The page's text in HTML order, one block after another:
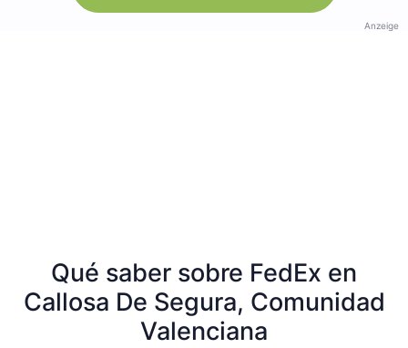
Anzeige
Qué saber sobre FedEx en
Callosa De Segura, Comunidad
Valenciana